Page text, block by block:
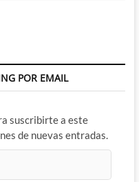
POR EMAIL
suscribirte a este
de nuevas entradas.